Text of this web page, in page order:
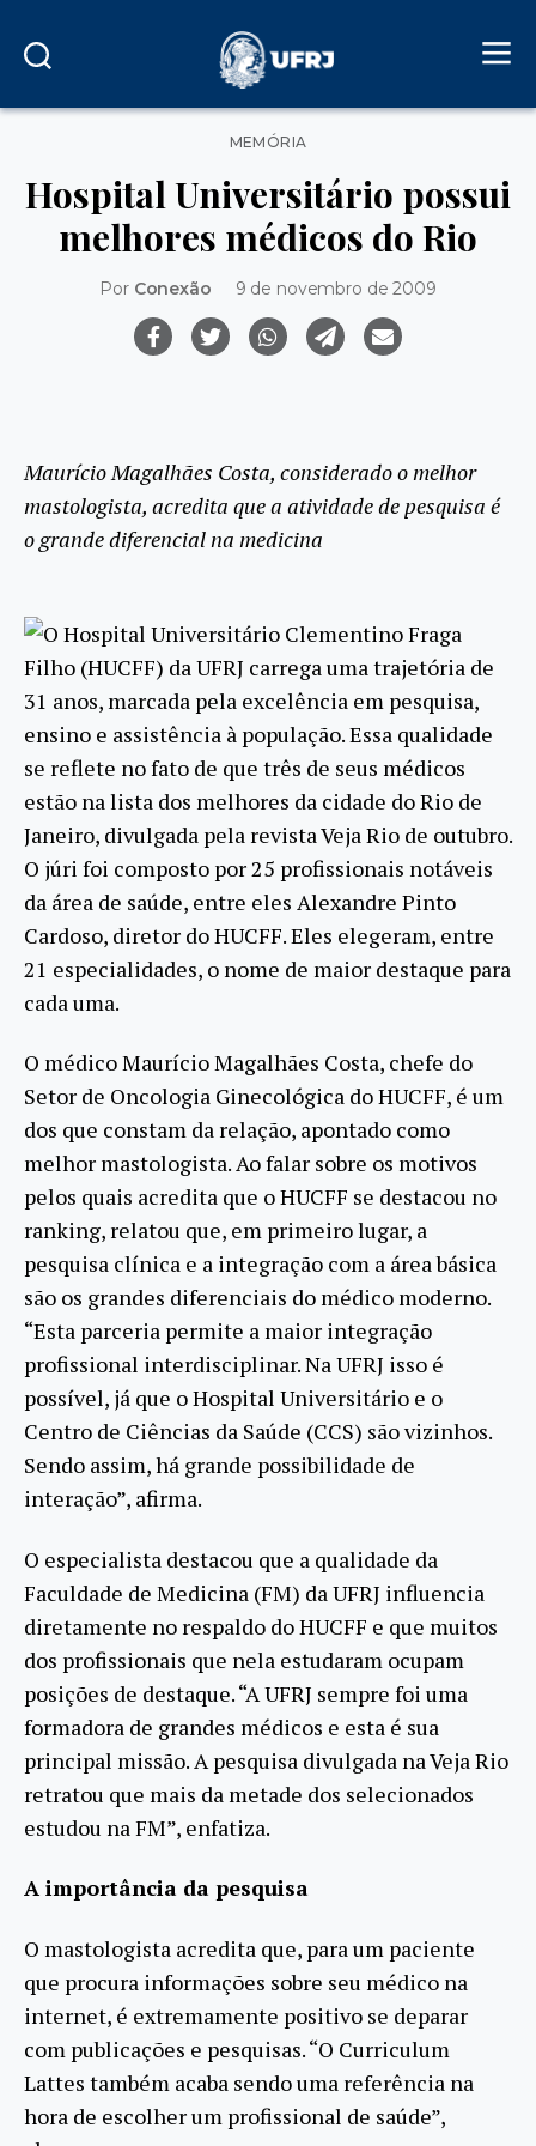
Categorias
MEMÓRIA
Hospital Universitário possui
melhores médicos do Rio
Por Conexão 9 de novembro de 2009
Maurício Magalhães Costa, considerado o melhor
mastologista, acredita que a atividade de pesquisa é
o grande diferencial na medicina
O Hospital Universitário Clementino Fraga
Filho (HUCFF) da UFRJ carrega uma trajetória de
31 anos, marcada pela excelência em pesquisa,
ensino e assistência à população. Essa qualidade
se reflete no fato de que três de seus médicos
estão na lista dos melhores da cidade do Rio de
Janeiro, divulgada pela revista Veja Rio de outubro.
O júri foi composto por 25 profissionais notáveis
da área de saúde, entre eles Alexandre Pinto
Cardoso, diretor do HUCFF. Eles elegeram, entre
21 especialidades, o nome de maior destaque para
cada uma.
O médico Maurício Magalhães Costa, chefe do
Setor de Oncologia Ginecológica do HUCFF, é um
dos que constam da relação, apontado como
melhor mastologista. Ao falar sobre os motivos
pelos quais acredita que o HUCFF se destacou no
ranking, relatou que, em primeiro lugar, a
pesquisa clínica e a integração com a área básica
são os grandes diferenciais do médico moderno.
“Esta parceria permite a maior integração
profissional interdisciplinar. Na UFRJ isso é
possível, já que o Hospital Universitário e o
Centro de Ciências da Saúde (CCS) são vizinhos.
Sendo assim, há grande possibilidade de
interação”, afirma.
O especialista destacou que a qualidade da
Faculdade de Medicina (FM) da UFRJ influencia
diretamente no respaldo do HUCFF e que muitos
dos profissionais que nela estudaram ocupam
posições de destaque. “A UFRJ sempre foi uma
formadora de grandes médicos e esta é sua
principal missão. A pesquisa divulgada na Veja Rio
retratou que mais da metade dos selecionados
estudou na FM”, enfatiza.
A importância da pesquisa
O mastologista acredita que, para um paciente
que procura informações sobre seu médico na
internet, é extremamente positivo se deparar
com publicações e pesquisas. “O Curriculum
Lattes também acaba sendo uma referência na
hora de escolher um profissional de saúde”,